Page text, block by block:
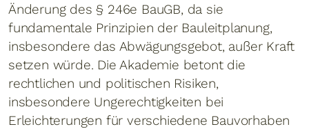
Änderung des § 246e BauGB, da sie
fundamentale Prinzipien der Bauleitplanung,
insbesondere das Abwägungsgebot, außer Kraft
setzen würde. Die Akademie betont die
rechtlichen und politischen Risiken,
insbesondere Ungerechtigkeiten bei
Erleichterungen für verschiedene Bauvorhaben